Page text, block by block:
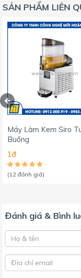
SẢN PHẨM LIÊN
Máy Làm Kem Siro
Buồng
1đ
(12 đánh giá)
Đánh giá & Bình